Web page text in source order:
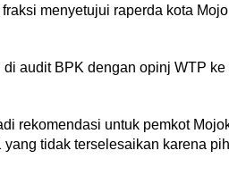
menyetujui raperda kota
audit BPK dengan opinj WTP ke
rekomendasi untuk pemkot
tidak terselesaikan karena